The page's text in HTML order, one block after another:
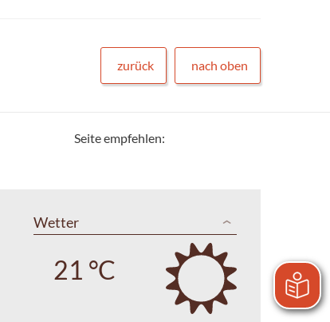
zurück nach oben
Seite empfehlen:
Wetter
21 °C